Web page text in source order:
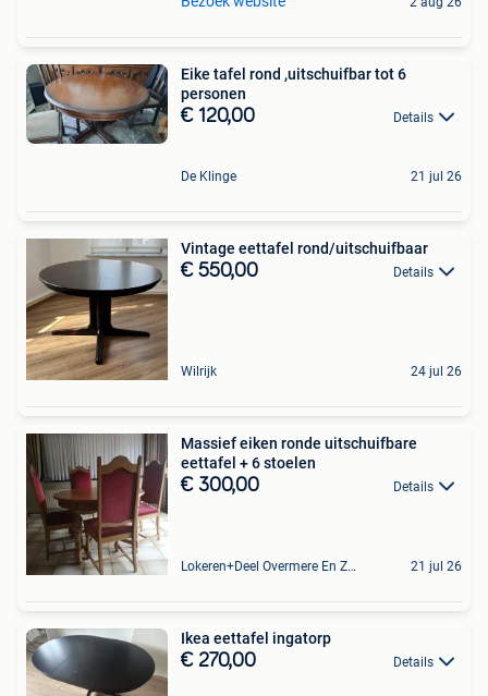
Eike tafel rond ,uitschuifbar tot 6
personen
€ 120,00 Details
De Klinge 21 jul 26
Vintage eettafel rond/uitschuifbaar
€ 550,00 Details
Wilrijk 24 jul 26
Massief eiken ronde uitschuifbare
eettafel + 6 stoelen
€ 300,00 Details
Lokeren+Deel Overmere En Zele 21 jul 26
Ikea eettafel ingatorp
€ 270,00 Details